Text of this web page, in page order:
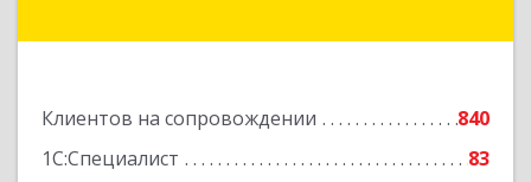
Клиентов на сопровождении
840
1С:Специалист
83